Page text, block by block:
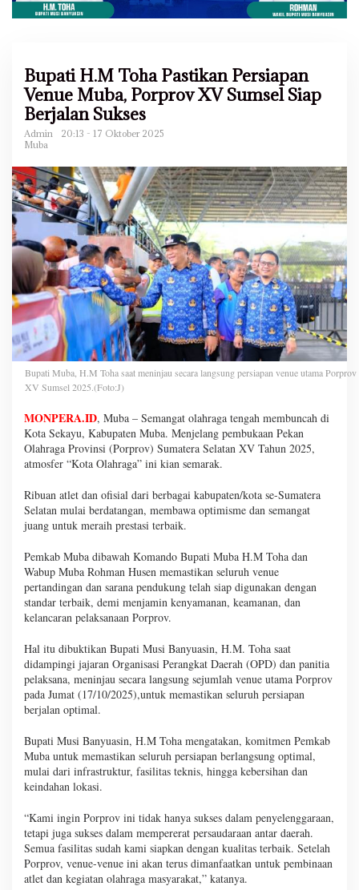
Bupati H.M Toha Pastikan Persiapan
Venue Muba, Porprov XV Sumsel Siap
Berjalan Sukses
Admin
20:13 - 17 Oktober 2025
Muba
Bupati Muba, H.M Toha saat meninjau secara langsung persiapan venue utama Porprov
XV Sumsel 2025.(Foto:J)
MONPERA.ID, Muba – Semangat olahraga tengah membuncah di
Kota Sekayu, Kabupaten Muba. Menjelang pembukaan Pekan
Olahraga Provinsi (Porprov) Sumatera Selatan XV Tahun 2025,
atmosfer “Kota Olahraga” ini kian semarak.
Ribuan atlet dan ofisial dari berbagai kabupaten/kota se-Sumatera
Selatan mulai berdatangan, membawa optimisme dan semangat
juang untuk meraih prestasi terbaik.
Pemkab Muba dibawah Komando Bupati Muba H.M Toha dan
Wabup Muba Rohman Husen memastikan seluruh venue
pertandingan dan sarana pendukung telah siap digunakan dengan
standar terbaik, demi menjamin kenyamanan, keamanan, dan
kelancaran pelaksanaan Porprov.
Hal itu dibuktikan Bupati Musi Banyuasin, H.M. Toha saat
didampingi jajaran Organisasi Perangkat Daerah (OPD) dan panitia
pelaksana, meninjau secara langsung sejumlah venue utama Porprov
pada Jumat (17/10/2025),untuk memastikan seluruh persiapan
berjalan optimal.
Bupati Musi Banyuasin, H.M Toha mengatakan, komitmen Pemkab
Muba untuk memastikan seluruh persiapan berlangsung optimal,
mulai dari infrastruktur, fasilitas teknis, hingga kebersihan dan
keindahan lokasi.
“Kami ingin Porprov ini tidak hanya sukses dalam penyelenggaraan,
tetapi juga sukses dalam mempererat persaudaraan antar daerah.
Semua fasilitas sudah kami siapkan dengan kualitas terbaik. Setelah
Porprov, venue-venue ini akan terus dimanfaatkan untuk pembinaan
atlet dan kegiatan olahraga masyarakat,” katanya.